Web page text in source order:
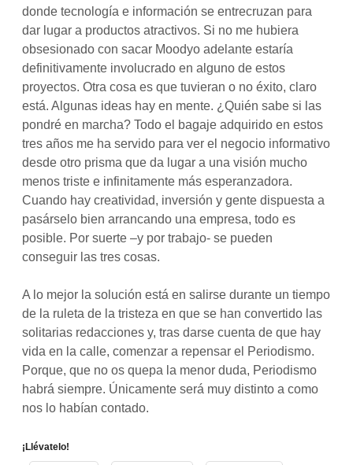
donde tecnología e información se entrecruzan para
dar lugar a productos atractivos. Si no me hubiera
obsesionado con sacar Moodyo adelante estaría
definitivamente involucrado en alguno de estos
proyectos. Otra cosa es que tuvieran o no éxito, claro
está. Algunas ideas hay en mente. ¿Quién sabe si las
pondré en marcha? Todo el bagaje adquirido en estos
tres años me ha servido para ver el negocio informativo
desde otro prisma que da lugar a una visión mucho
menos triste e infinitamente más esperanzadora.
Cuando hay creatividad, inversión y gente dispuesta a
pasárselo bien arrancando una empresa, todo es
posible. Por suerte –y por trabajo- se pueden
conseguir las tres cosas.
A lo mejor la solución está en salirse durante un tiempo
de la ruleta de la tristeza en que se han convertido las
solitarias redacciones y, tras darse cuenta de que hay
vida en la calle, comenzar a repensar el Periodismo.
Porque, que no os quepa la menor duda, Periodismo
habrá siempre. Únicamente será muy distinto a como
nos lo habían contado.
¡Llévatelo!